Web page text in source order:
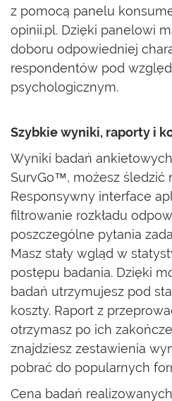
z pomocą panelu
opinii.pl. Dzięki panelowi
doboru odpowiedniej
respondentów pod
psychologicznym.
Szybkie wyniki, raporty i
Wyniki badań
SurvGo™, możesz śledzić
Responsywny interface
filtrowanie rozkładu
poszczególne pytania
Masz stały wgląd w
postępu badania. Dzięki
badań utrzymujesz pod
koszty. Raport z
otrzymasz po ich
znajdziesz zestawienia
pobrać do popularnych
Cena badań